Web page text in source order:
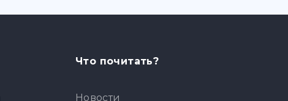
Что почитать?
Новости